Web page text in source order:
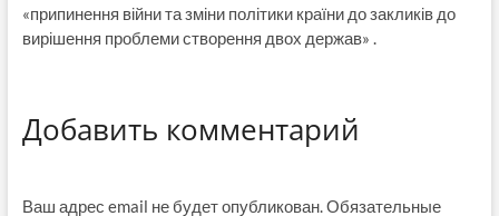
«припинення війни та зміни політики країни до закликів до
вирішення проблеми створення двох держав» .
Добавить комментарий
Ваш адрес email не будет опубликован.Обязательные